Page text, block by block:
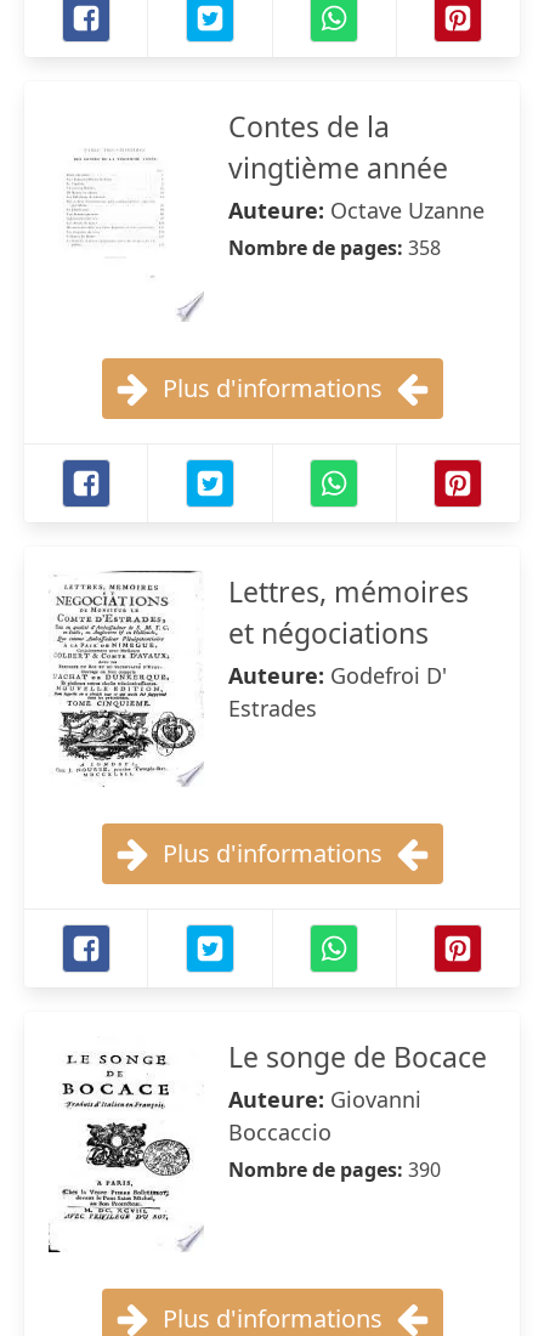
Contes de la
vingtième année
Auteure: Octave Uzanne
Nombre de pages: 358
Plus d'informations
Lettres, mémoires
et négociations
Auteure: Godefroi D'
Estrades
Plus d'informations
Le songe de Bocace
Auteure: Giovanni
Boccaccio
Nombre de pages: 390
Plus d'informations